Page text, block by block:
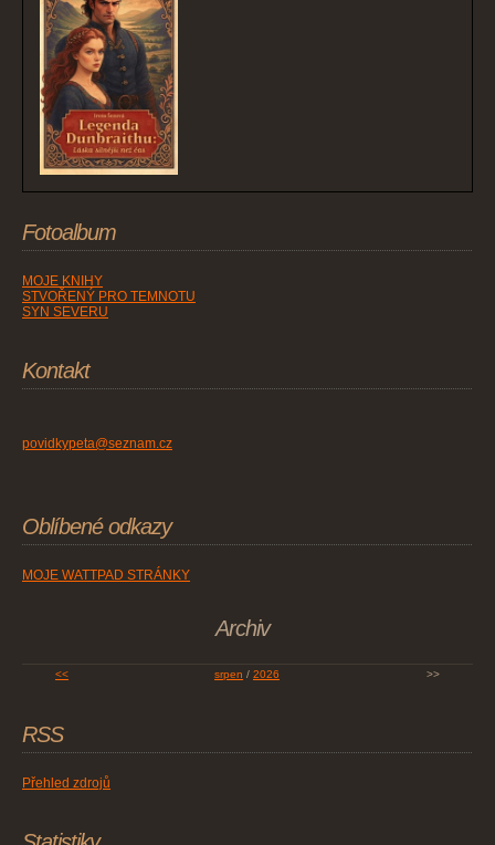
Fotoalbum
MOJE KNIHY
STVOŘENÝ PRO TEMNOTU
SYN SEVERU
Kontakt
povidkypeta@seznam.cz
Oblíbené odkazy
MOJE WATTPAD STRÁNKY
Archiv
<< srpen / 2026 >>
RSS
Přehled zdrojů